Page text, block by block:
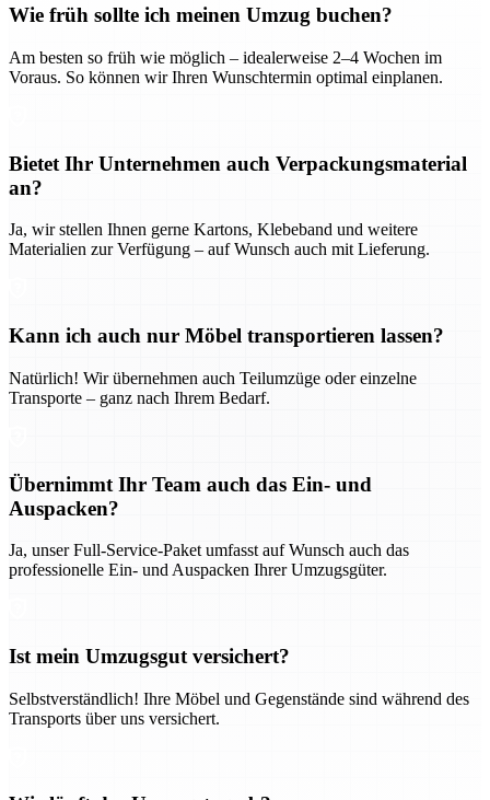
Wie früh sollte ich meinen Umzug buchen?
Am besten so früh wie möglich – idealerweise 2–4 Wochen im
Voraus. So können wir Ihren Wunschtermin optimal einplanen.
Bietet Ihr Unternehmen auch Verpackungsmaterial
an?
Ja, wir stellen Ihnen gerne Kartons, Klebeband und weitere
Materialien zur Verfügung – auf Wunsch auch mit Lieferung.
Kann ich auch nur Möbel transportieren lassen?
Natürlich! Wir übernehmen auch Teilumzüge oder einzelne
Transporte – ganz nach Ihrem Bedarf.
Übernimmt Ihr Team auch das Ein- und
Auspacken?
Ja, unser Full-Service-Paket umfasst auf Wunsch auch das
professionelle Ein- und Auspacken Ihrer Umzugsgüter.
Ist mein Umzugsgut versichert?
Selbstverständlich! Ihre Möbel und Gegenstände sind während des
Transports über uns versichert.